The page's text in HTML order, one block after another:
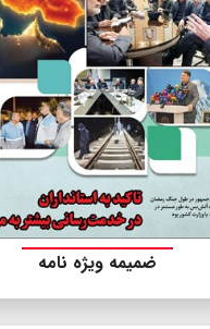
ضمیمه ویژه نامه